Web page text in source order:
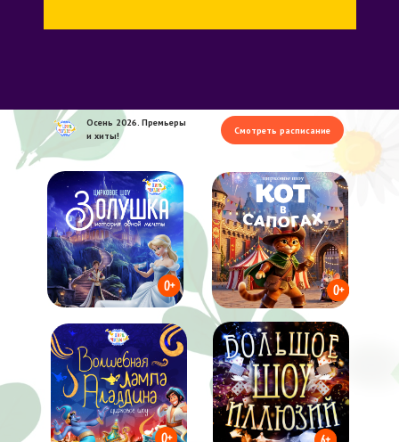
Осень 2026. Премьеры
и хиты!
Смотреть расписание